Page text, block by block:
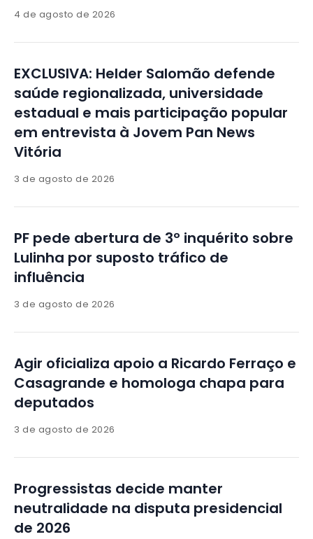
4 de agosto de 2026
EXCLUSIVA: Helder Salomão defende
saúde regionalizada, universidade
estadual e mais participação popular
em entrevista à Jovem Pan News
Vitória
3 de agosto de 2026
PF pede abertura de 3º inquérito sobre
Lulinha por suposto tráfico de
influência
3 de agosto de 2026
Agir oficializa apoio a Ricardo Ferraço e
Casagrande e homologa chapa para
deputados
3 de agosto de 2026
Progressistas decide manter
neutralidade na disputa presidencial
de 2026